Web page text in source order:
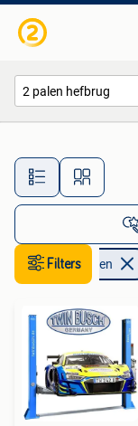
Filters
Auto diversen